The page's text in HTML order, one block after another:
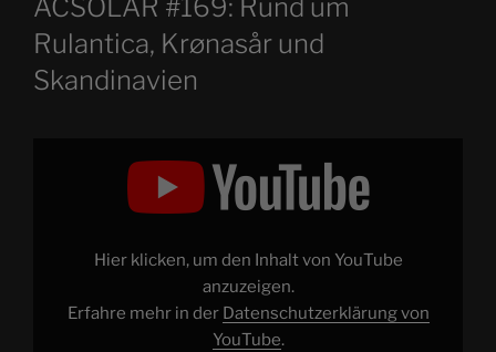
ACSOLAR #169: Rund um
Rulantica, Krønasår und
Skandinavien
Skandinavien
Fortschritt
Hier klicken, um den Inhalt von YouTube
anzuzeigen.
Erfahre mehr in der Datenschutzerklärung von
YouTube.